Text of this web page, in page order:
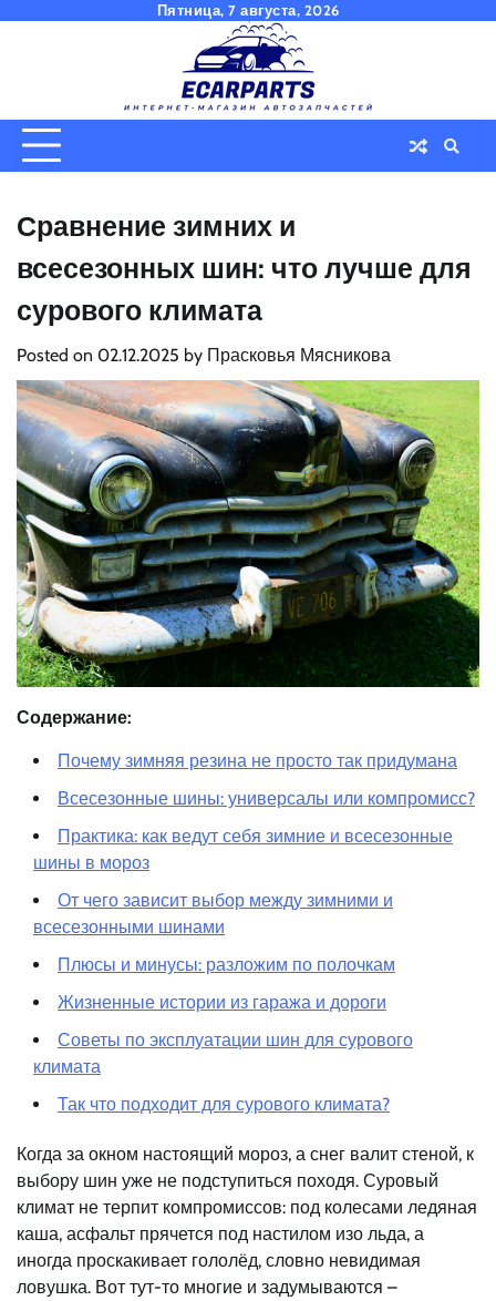
Пятница, 7 августа, 2026
Сравнение зимних и
всесезонных шин: что лучше для
сурового климата
Posted on 02.12.2025 by Прасковья Мясникова
Содержание:
Почему зимняя резина не просто так придумана
Всесезонные шины: универсалы или компромисс?
Практика: как ведут себя зимние и всесезонные
шины в мороз
От чего зависит выбор между зимними и
всесезонными шинами
Плюсы и минусы: разложим по полочкам
Жизненные истории из гаража и дороги
Советы по эксплуатации шин для сурового
климата
Так что подходит для сурового климата?
Когда за окном настоящий мороз, а снег валит стеной, к
выбору шин уже не подступиться походя. Суровый
климат не терпит компромиссов: под колесами ледяная
каша, асфальт прячется под настилом изо льда, а
иногда проскакивает гололёд, словно невидимая
ловушка. Вот тут-то многие и задумываются –